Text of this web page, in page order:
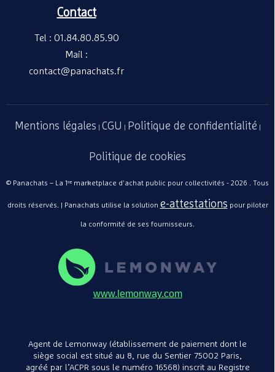
Contact
Tel : 01.84.80.85.90
Mail :
contact@panachats.fr
Mentions légales CGU Politique de confidentialité
Politique de cookies
© Panachats – La 1ʳᵉ marketplace d'achat public pour collectivités - 2026 . Tous
droits réservés. | Panachats utilise la solution e-attestations pour piloter
la conformité de ses fournisseurs.
www.lemonway.com
Agent de Lemonway (établissement de paiement dont le
siège social est situé au 8, rue du Sentier 75002 Paris,
agréé par l’ACPR sous le numéro 16568) inscrit au Registre